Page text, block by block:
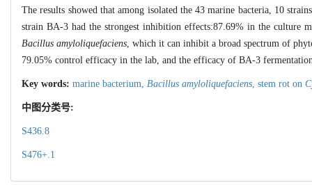
The results showed that among isolated the 43 marine bacteria, 10
strain BA-3 had the strongest inhibition effects:87.69% in the culture
Bacillus amyloliquefaciens, which it can inhibit a broad spectrum of
79.05% control efficacy in the lab, and the efficacy of BA-3
Key words: marine bacterium, Bacillus amyloliquefaciens, stem rot on
中图分类号:
S436.8
S476+.1